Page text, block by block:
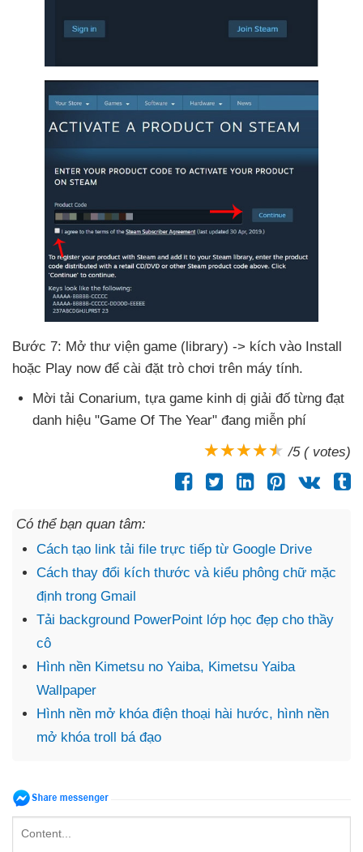
Bước 7: Mở thư viện game (library) -> kích vào Install
hoặc Play now để cài đặt trò chơi trên máy tính.
Mời tải Conarium, tựa game kinh dị giải đố từng đạt
danh hiệu "Game Of The Year" đang miễn phí
/5 ( votes)
Có thể bạn quan tâm:
Cách tạo link tải file trực tiếp từ Google Drive
Cách thay đổi kích thước và kiểu phông chữ mặc
định trong Gmail
Tải background PowerPoint lớp học đẹp cho thầy
cô
Hình nền Kimetsu no Yaiba, Kimetsu Yaiba
Wallpaper
Hình nền mở khóa điện thoại hài hước, hình nền
mở khóa troll bá đạo